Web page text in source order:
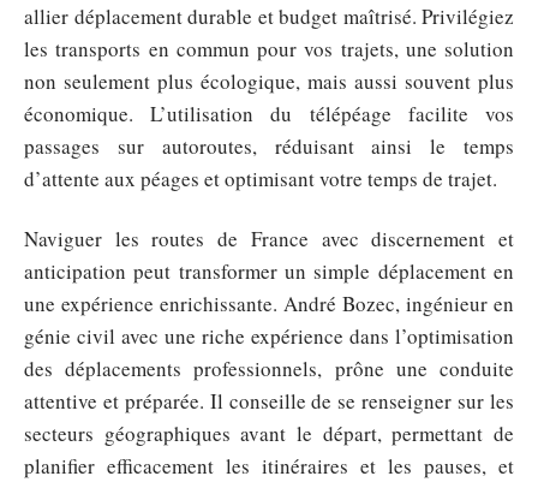
allier déplacement durable et budget maîtrisé. Privilégiez
les transports en commun pour vos trajets, une solution
non seulement plus écologique, mais aussi souvent plus
économique. L’utilisation du télépéage facilite vos
passages sur autoroutes, réduisant ainsi le temps
d’attente aux péages et optimisant votre temps de trajet.
Naviguer les routes de France avec discernement et
anticipation peut transformer un simple déplacement en
une expérience enrichissante. André Bozec, ingénieur en
génie civil avec une riche expérience dans l’optimisation
des déplacements professionnels, prône une conduite
attentive et préparée. Il conseille de se renseigner sur les
secteurs géographiques avant le départ, permettant de
planifier efficacement les itinéraires et les pauses, et